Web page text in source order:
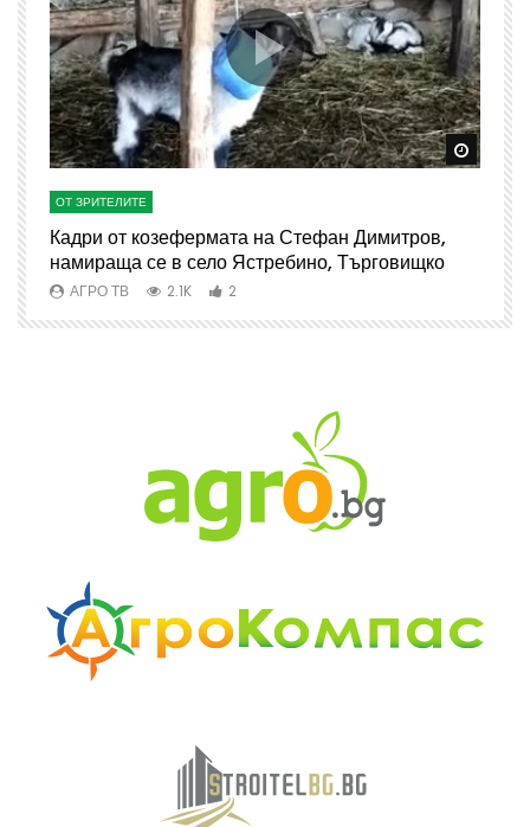
Watch Later Watch
ОТ ЗРИТЕЛИТЕ
Кадри от козефермата на Стефан Димитров,
намираща се в село Ястребино, Търговищко
АГРО ТВ 2.1K 2